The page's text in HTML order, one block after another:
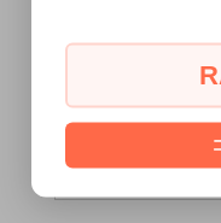
【TYPE03】
[